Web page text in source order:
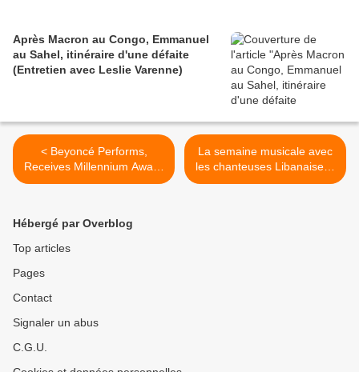
Après Macron au Congo, Emmanuel
au Sahel, itinéraire d'une défaite
(Entretien avec Leslie Varenne)
< Beyoncé Performs,
Receives Millennium Award
at Billboard Music Awards
La semaine musicale avec
les chanteuses Libanaises :
Nicole Saba - Brahty / نيكول
Hébergé par Overblog
Top articles
Pages
Contact
Signaler un abus
C.G.U.